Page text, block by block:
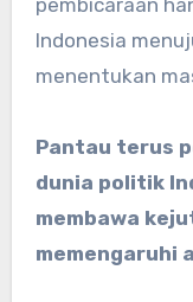
pembicaraan
Indonesia
menentukan
Pantau terus
dunia politik
membawa
memengaruhi